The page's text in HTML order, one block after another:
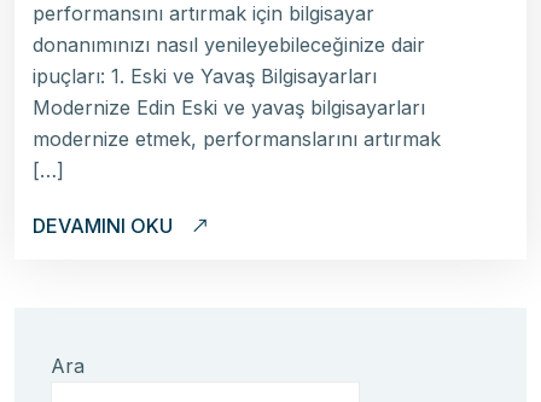
performansını artırmak için bilgisayar
donanımınızı nasıl yenileyebileceğinize dair
ipuçları: 1. Eski ve Yavaş Bilgisayarları
Modernize Edin Eski ve yavaş bilgisayarları
modernize etmek, performanslarını artırmak
[…]
DEVAMINI OKU
Ara